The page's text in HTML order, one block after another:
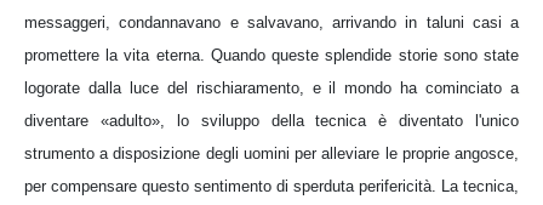
messaggeri, condannavano e salvavano, arrivando in taluni casi a
promettere la vita eterna. Quando queste splendide storie sono state
logorate dalla luce del rischiaramento, e il mondo ha cominciato a
diventare «adulto», lo sviluppo della tecnica è diventato l'unico
strumento a disposizione degli uomini per alleviare le proprie angosce,
per compensare questo sentimento di sperduta perifericità. La tecnica,